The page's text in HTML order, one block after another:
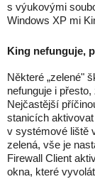
s výukovými
Windows XP mi
King nefunguje,
Některé „zelené"
nefunguje i
Nejčastější
stanicích aktivovat
v systémové liště
zelená, vše je
Firewall Client
okna, které